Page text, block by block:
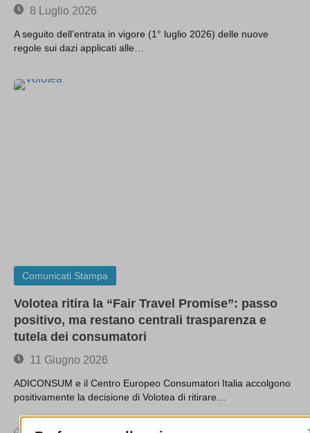
8 Luglio 2026
A seguito dell’entrata in vigore (1° luglio 2026) delle nuove
regole sui dazi applicati alle…
Comunicati Stampa
Volotea ritira la “Fair Travel Promise”: passo
positivo, ma restano centrali trasparenza e
tutela dei consumatori
11 Giugno 2026
ADICONSUM e il Centro Europeo Consumatori Italia accolgono
positivamente la decisione di Volotea di ritirare…